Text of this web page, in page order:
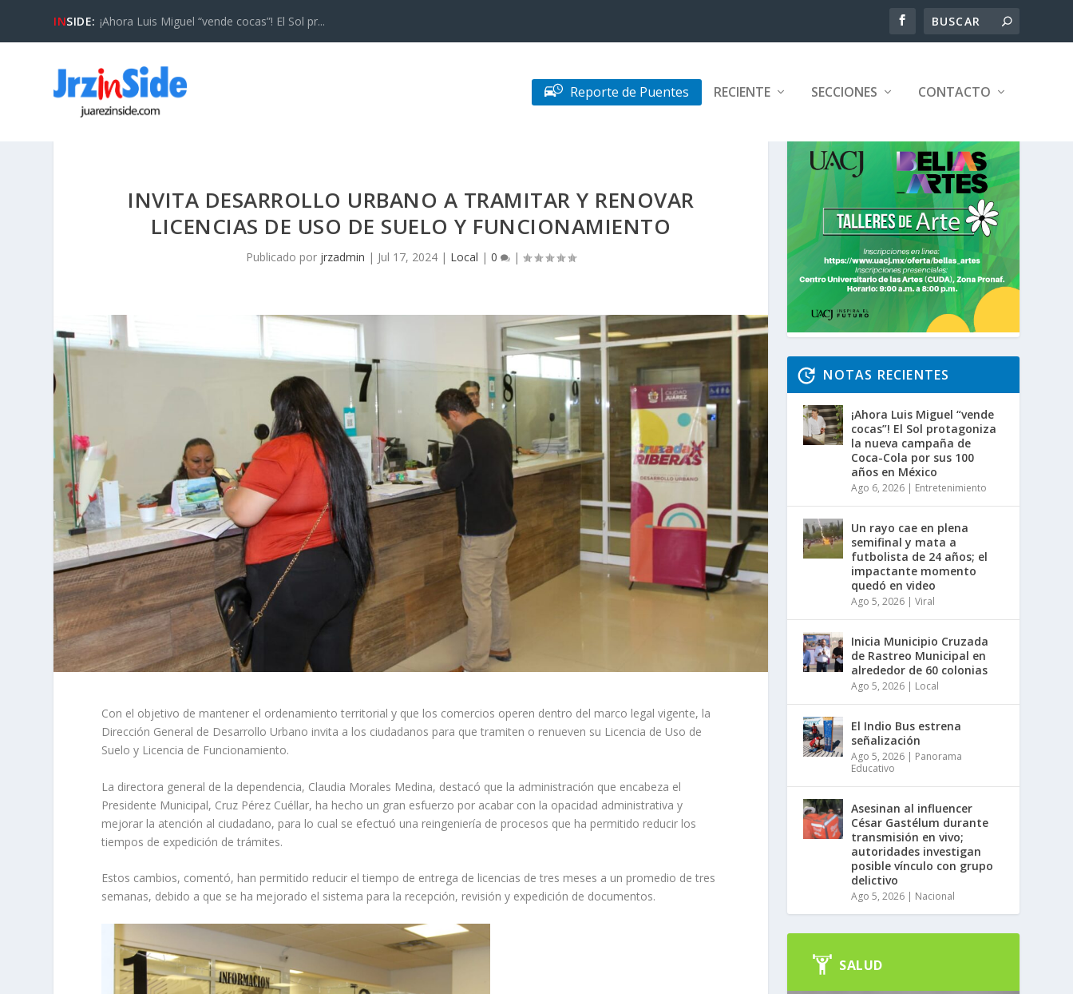
INSIDE: ¡Ahora Luis Miguel “vende cocas”! El Sol pr...
Reporte de Puentes RECIENTE SECCIONES CONTACTO
INVITA DESARROLLO URBANO A TRAMITAR Y RENOVAR
LICENCIAS DE USO DE SUELO Y FUNCIONAMIENTO
Publicado por jrzadmin | Jul 17, 2024 | Local |0 |
Con el objetivo de mantener el ordenamiento territorial y que los comercios operen dentro del marco legal vigente, la
Dirección General de Desarrollo Urbano invita a los ciudadanos para que tramiten o renueven su Licencia de Uso de
Suelo y Licencia de Funcionamiento.
La directora general de la dependencia, Claudia Morales Medina, destacó que la administración que encabeza el
Presidente Municipal, Cruz Pérez Cuéllar, ha hecho un gran esfuerzo por acabar con la opacidad administrativa y
mejorar la atención al ciudadano, para lo cual se efectuó una reingeniería de procesos que ha permitido reducir los
tiempos de expedición de trámites.
Estos cambios, comentó, han permitido reducir el tiempo de entrega de licencias de tres meses a un promedio de tres
semanas, debido a que se ha mejorado el sistema para la recepción, revisión y expedición de documentos.
NOTAS RECIENTES
¡Ahora Luis Miguel “vende
cocas”! El Sol protagoniza
la nueva campaña de
Coca-Cola por sus 100
años en México
Ago 6, 2026 | Entretenimiento
Un rayo cae en plena
semifinal y mata a
futbolista de 24 años; el
impactante momento
quedó en video
Ago 5, 2026 |Viral
Inicia Municipio Cruzada
de Rastreo Municipal en
alrededor de 60 colonias
Ago 5, 2026 | Local
El Indio Bus estrena
señalización
Ago 5, 2026 | Panorama
Educativo
Asesinan al influencer
César Gastélum durante
transmisión en vivo;
autoridades investigan
posible vínculo con grupo
delictivo
Ago 5, 2026 | Nacional
SALUD